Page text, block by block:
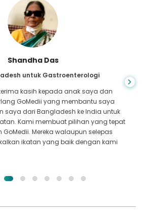
Shandha Das
untuk Gastroenterologi
kasih kepada anak saya dan
GoMedii yang membantu saya
saya dari Bangladesh ke India untuk
Kami membuat pilihan yang tepat
Mereka walaupun selepas
ikatan yang baik dengan kami